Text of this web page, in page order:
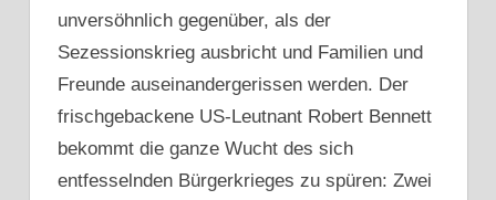
unversöhnlich gegenüber, als der
Sezessionskrieg ausbricht und Familien und
Freunde auseinandergerissen werden. Der
frischgebackene US-Leutnant Robert Bennett
bekommt die ganze Wucht des sich
entfesselnden Bürgerkrieges zu spüren: Zwei